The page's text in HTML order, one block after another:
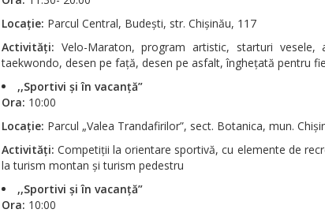
Locație: Parcul Central, Budești, str. Chișinău, 117
Activități: Velo-Maraton, program artistic, starturi vesele,
taekwondo, desen pe față, desen pe asfalt, înghețată pentru
,,Sportivi și în vacanță”
Ora: 10:00
Locație: Parcul „Valea Trandafirilor”, sect. Botanica, mun.
Activități: Competiții la orientare sportivă, cu elemente de
la turism montan și turism pedestru
,,Sportivi și în vacanță”
Ora: 10:00